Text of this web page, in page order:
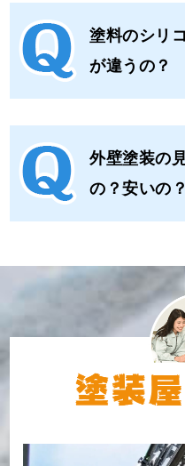
塗料のシリ
が違うの？
外壁塗装の
の？安いの？